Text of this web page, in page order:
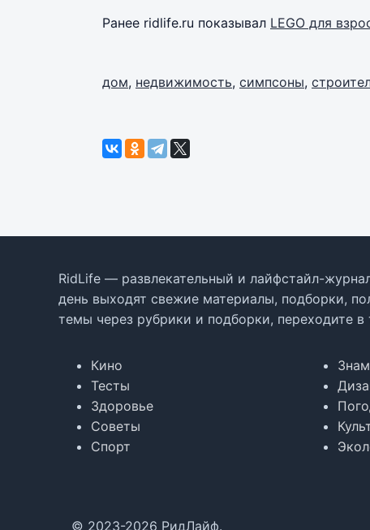
Ранее ridlife.ru показывал LEGO для
дом, недвижимость, симпсоны,
RidLife — развлекательный и лайфстайл-
день выходят свежие материалы, подборки,
темы через рубрики и подборки, переходите
Кино
Тесты
Здоровье
Советы
Спорт
© 2023-2026 РидЛайф.